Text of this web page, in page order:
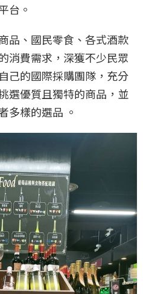
台。
品、國民零食、各式酒款
消費需求，深獲不少民眾
己的國際採購團隊，充分
選優質且獨特的商品，並
多樣的選品 。